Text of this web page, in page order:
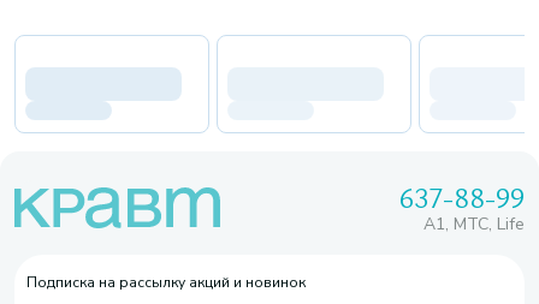
637-88-99
A1, МТС, Life
Подписка на рассылку акций и новинок